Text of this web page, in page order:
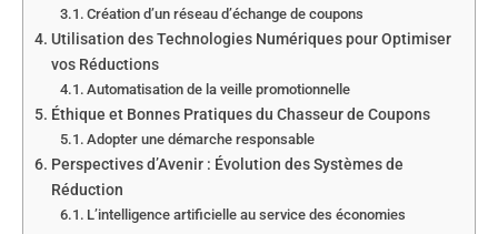
Création d’un réseau d’échange de coupons
Utilisation des Technologies Numériques pour Optimiser
vos Réductions
Automatisation de la veille promotionnelle
Éthique et Bonnes Pratiques du Chasseur de Coupons
Adopter une démarche responsable
Perspectives d’Avenir : Évolution des Systèmes de
Réduction
L’intelligence artificielle au service des économies